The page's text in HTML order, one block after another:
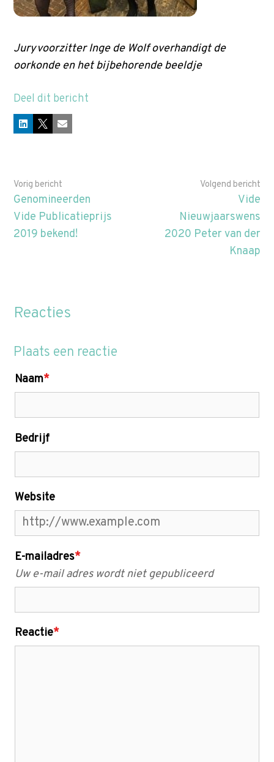
Juryvoorzitter Inge de Wolf overhandigt de
oorkonde en het bijbehorende beeldje
Deel dit bericht
LinkedIn
X E-mail
Vorig bericht
Genomineerden
Vide Publicatieprijs
2019 bekend!
Volgend bericht
Vide
Nieuwjaarswens
2020 Peter van der
Knaap
Reacties
Plaats een reactie
Naam*
Bedrijf
Website
E-mailadres*
Uw e-mail adres wordt niet gepubliceerd
Reactie*